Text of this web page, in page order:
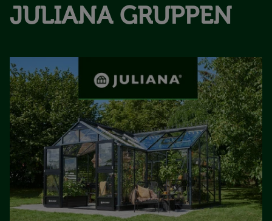
JULIANA GRUPPEN